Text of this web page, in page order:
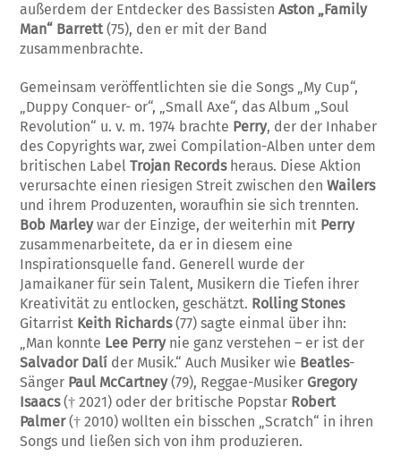
außerdem der Entdecker des BassistenAston „Family
Man“ Barrett(75), den er mit der Band
zusammenbrachte.
Gemeinsam veröffentlichten sie die Songs „My Cup“,
„Duppy Conquer- or“, „Small Axe“, das Album „Soul
Revolution“ u. v. m. 1974 brachte Perry, der der Inhaber
des Copyrights war, zwei Compilation-Alben unter dem
britischen LabelTrojan Recordsheraus. Diese Aktion
verursachte einen riesigen Streit zwischen denWailers
und ihrem Produzenten, woraufhin sie sich trennten.
Bob Marleywar der Einzige, der weiterhin mit Perry
zusammenarbeitete, da er in diesem eine
Inspirationsquelle fand. Generell wurde der
Jamaikaner für sein Talent, Musikern die Tiefen ihrer
Kreativität zu entlocken, geschätzt. Rolling Stones
Gitarrist Keith Richards(77) sagte einmal über ihn:
„Man konnte Lee Perrynie ganz verstehen – er ist der
Salvador Dalí der Musik.“ Auch Musiker wie Beatles-
Sänger Paul McCartney(79), Reggae-Musiker Gregory
Isaacs(† 2021) oder der britische Popstar Robert
Palmer(† 2010) wollten ein bisschen „Scratch“ in ihren
Songs und ließen sich von ihm produzieren.